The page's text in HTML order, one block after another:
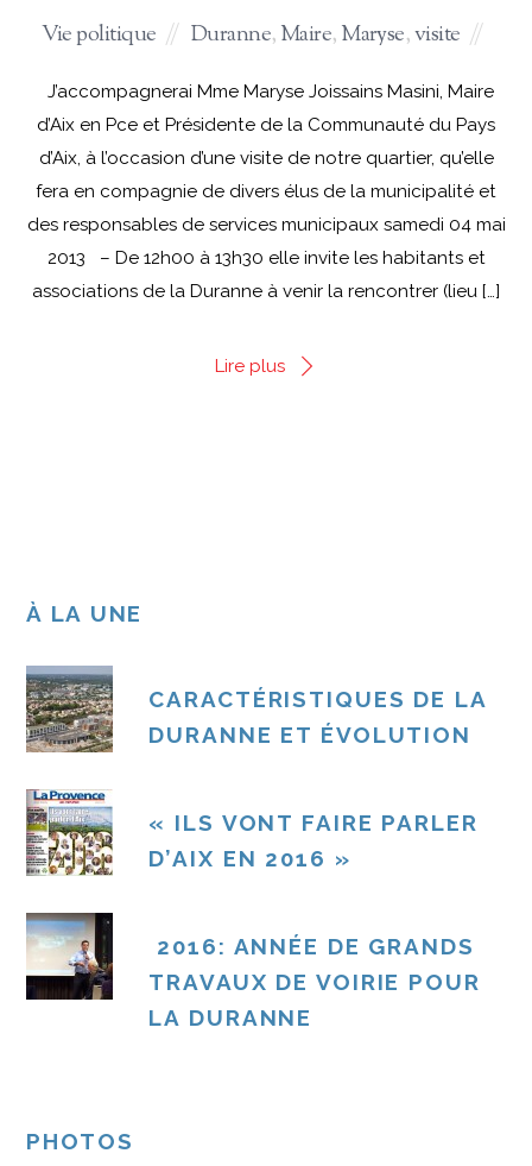
lieu en mars 2014 (dimanche 23 & 30). Pour voter il
décembre 2013. Les personnes ayant déménagé
proximité de leur domicile, avoir fait les formalités
de déménagement… et ce n’est pas toujours le
cas. Comment s’inscrire ? Les […]
Vie politique Duranne,Maire,Maryse,visite
J’accompagnerai Mme Maryse Joissains Masini, Maire
d’Aix en Pce et Présidente de la Communauté du Pays
d’Aix, à l’occasion d’une visite de notre quartier, qu’elle
fera en compagnie de divers élus de la municipalité et
des responsables de services municipaux samedi 04 mai
2013 – De 12h00 à 13h30 elle invite les habitants et
associations de la Duranne à venir la rencontrer (lieu […]
Lire plus
À LA UNE
CARACTÉRISTIQUES DE LA
DURANNE ET ÉVOLUTION
« ILS VONT FAIRE PARLER
D’AIX EN 2016 »
2016: ANNÉE DE GRANDS
TRAVAUX DE VOIRIE POUR
LA DURANNE
PHOTOS